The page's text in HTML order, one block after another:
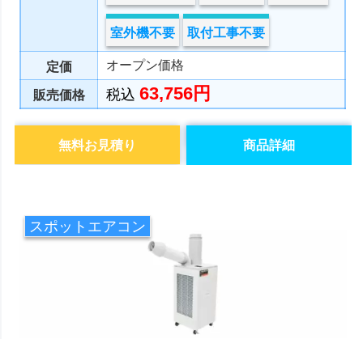
室外機不要 取付工事不要
定価 オープン価格
販売価格 税込63,756円
商品詳細
無料お見積り
スポットエアコン